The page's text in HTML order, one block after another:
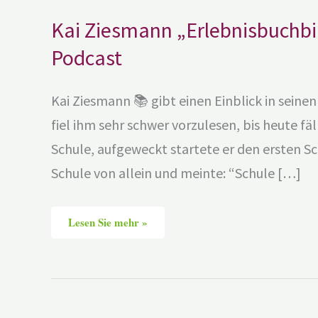
Kai Ziesmann
Podcast
Kai Ziesmann 📚 gibt einen Einblick in
fiel ihm sehr schwer vorzulesen, bis heute
Schule, aufgeweckt startete er den ersten
Schule von allein und meinte: “Schule […]
Lesen Sie mehr »